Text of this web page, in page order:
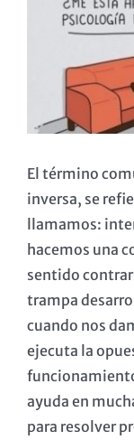
grande
El término
inversa, se
llamamos:
hacemos una
sentido
trampa
cuando nos
ejecuta la
ayuda en
para resolver